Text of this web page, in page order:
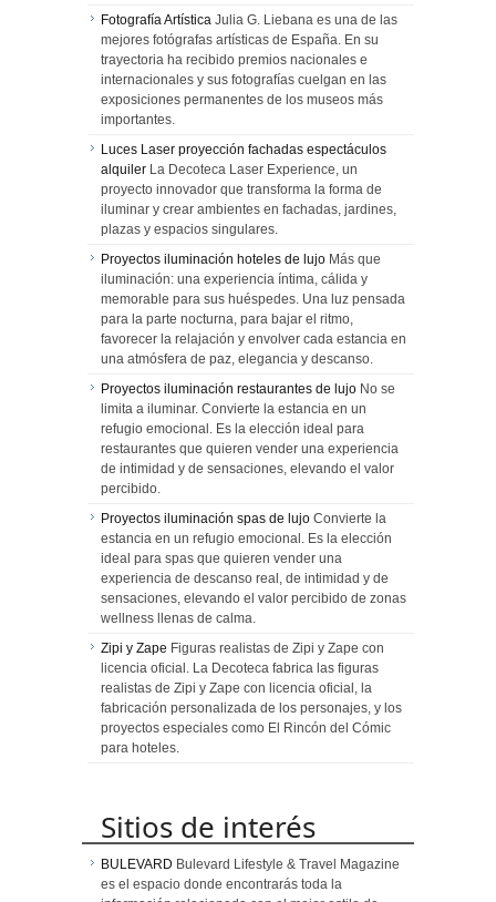
Fotografía Artística Julia G. Liebana es una de las
mejores fotógrafas artísticas de España. En su
trayectoria ha recibido premios nacionales e
internacionales y sus fotografías cuelgan en las
exposiciones permanentes de los museos más
importantes.
Luces Laser proyección fachadas espectáculos
alquiler La Decoteca Laser Experience, un
proyecto innovador que transforma la forma de
iluminar y crear ambientes en fachadas, jardines,
plazas y espacios singulares.
Proyectos iluminación hoteles de lujo Más que
iluminación: una experiencia íntima, cálida y
memorable para sus huéspedes. Una luz pensada
para la parte nocturna, para bajar el ritmo,
favorecer la relajación y envolver cada estancia en
una atmósfera de paz, elegancia y descanso.
Proyectos iluminación restaurantes de lujo No se
limita a iluminar. Convierte la estancia en un
refugio emocional. Es la elección ideal para
restaurantes que quieren vender una experiencia
de intimidad y de sensaciones, elevando el valor
percibido.
Proyectos iluminación spas de lujo Convierte la
estancia en un refugio emocional. Es la elección
ideal para spas que quieren vender una
experiencia de descanso real, de intimidad y de
sensaciones, elevando el valor percibido de zonas
wellness llenas de calma.
Zipi y Zape Figuras realistas de Zipi y Zape con
licencia oficial. La Decoteca fabrica las figuras
realistas de Zipi y Zape con licencia oficial, la
fabricación personalizada de los personajes, y los
proyectos especiales como El Rincón del Cómic
para hoteles.
Sitios de interés
BULEVARD Bulevard Lifestyle & Travel Magazine
es el espacio donde encontrarás toda la